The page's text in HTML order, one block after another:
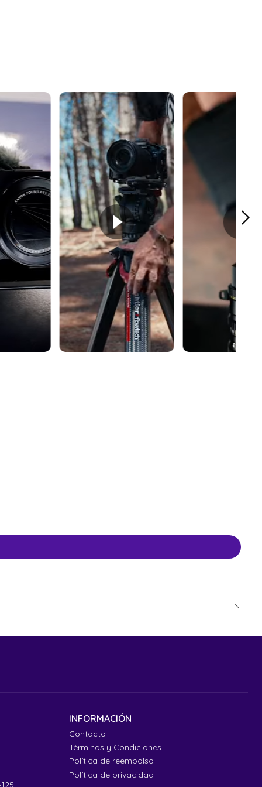
INFORMACIÓN
Contacto
Términos y Condiciones
Política de reembolso
Política de privacidad